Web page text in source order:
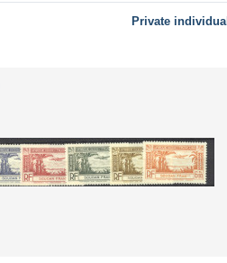
Private individual